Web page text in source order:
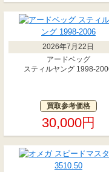
2026年7月22日
アードベッグ
スティルヤング 1998-
買取参考価格
30,000円